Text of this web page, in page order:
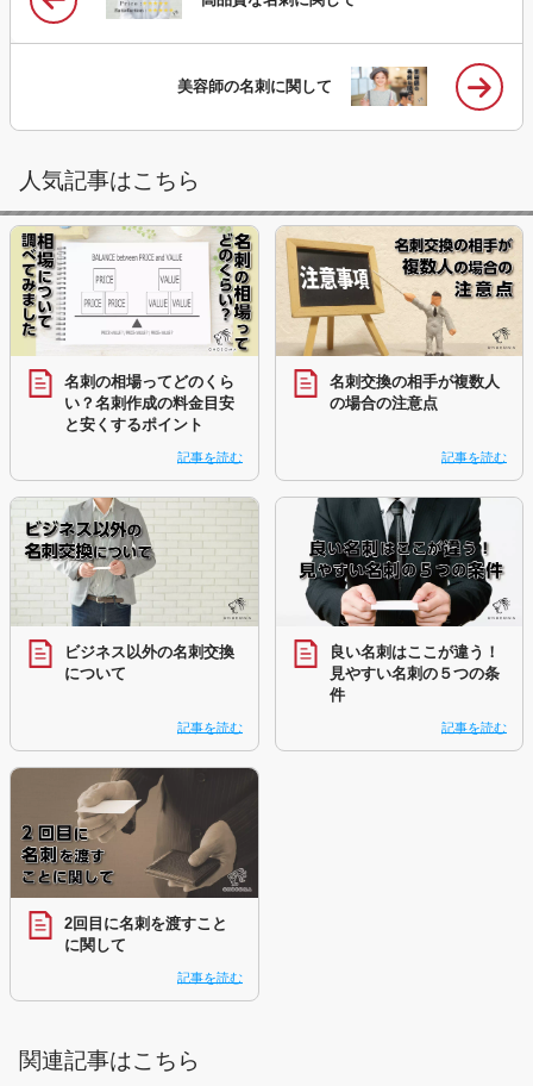
美容師の名刺に関して
人気記事はこちら
名刺の相場ってどのくら
い？名刺作成の料金目安
と安くするポイント
記事を読む
名刺交換の相手が複数人
の場合の注意点
記事を読む
ビジネス以外の名刺交換
について
記事を読む
良い名刺はここが違う！
見やすい名刺の５つの条
件
記事を読む
2回目に名刺を渡すこと
に関して
記事を読む
関連記事はこちら